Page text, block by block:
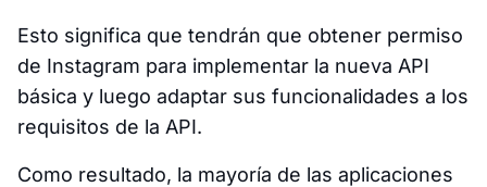
Esto significa que tendrán que obtener permiso
de Instagram para implementar la nueva API
básica y luego adaptar sus funcionalidades a los
requisitos de la API.
Como resultado, la mayoría de las aplicaciones